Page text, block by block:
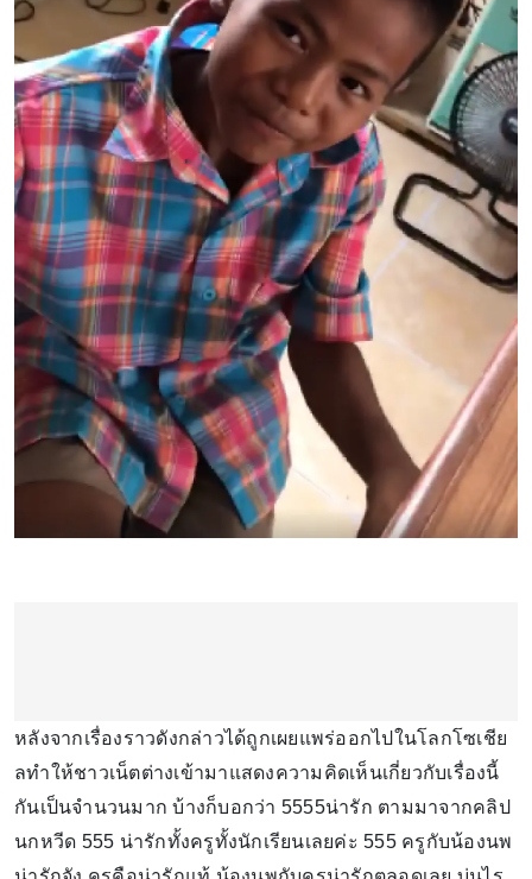
หลังจากเรื่องราวดังกล่าวได้ถูกเผยแพร่ออกไปในโลกโซเชีย
ลทำให้ชาวเน็ตต่างเข้ามาแสดงความคิดเห็นเกี่ยวกับเรื่องนี้
กันเป็นจำนวนมาก บ้างก็บอกว่า 5555น่ารัก ตามมาจากคลิป
นกหวีด 555 น่ารักทั้งครูทั้งนักเรียนเลยค่ะ 555 ครูกับน้องนพ